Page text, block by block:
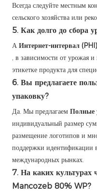
Всегда следуйте местным
сельского хозяйства или
5. Как долго до сбора
А Интернет-интервал (PHI)
, в зависимости от урожая
этикетке продукта для
6. Вы предлагаете
упаковку?
Да. Мы предлагаем Полные
индивидуальный размер
размещение логотипов и
поддержки идентификации
международных рынках.
7. На каких культурах
Mancozeb 80% WP?